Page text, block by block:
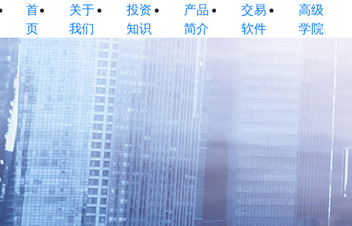
首
页
关于
我们
投资
知识
产品
简介
交易
软件
高级
学院